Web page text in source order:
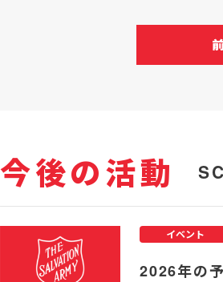
今後の活動
2026年の
イベント